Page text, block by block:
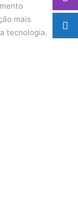
mais
tecnologia.